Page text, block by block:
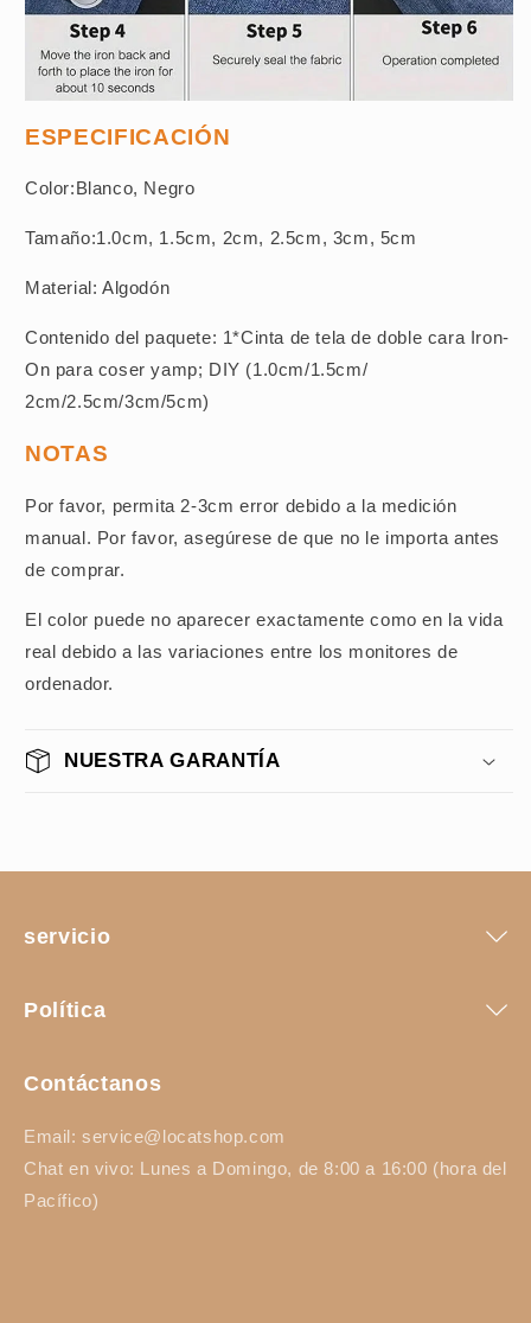
ESPECIFICACIÓN
Color:Blanco, Negro
Tamaño:1.0cm, 1.5cm, 2cm, 2.5cm, 3cm, 5cm
Material: Algodón
Contenido del paquete: 1*Cinta de tela de doble cara Iron-
On para coser yamp; DIY (1.0cm/1.5cm/
2cm/2.5cm/3cm/5cm)
NOTAS
Por favor, permita 2-3cm error debido a la medición
manual. Por favor, asegúrese de que no le importa antes
de comprar.
El color puede no aparecer exactamente como en la vida
real debido a las variaciones entre los monitores de
ordenador.
NUESTRA GARANTÍA
servicio
Política
Contáctanos
Email: service@locatshop.com
Chat en vivo: Lunes a Domingo, de 8:00 a 16:00 (hora del
Pacífico)